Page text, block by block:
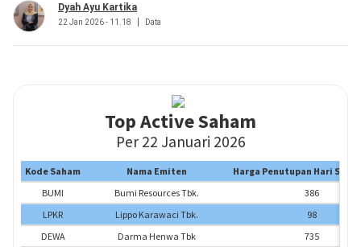
Dyah Ayu Kartika
22 Jan 2026 - 11.18 Data